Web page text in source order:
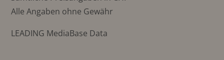
Alle Angaben ohne Gewähr
LEADING MediaBase Data